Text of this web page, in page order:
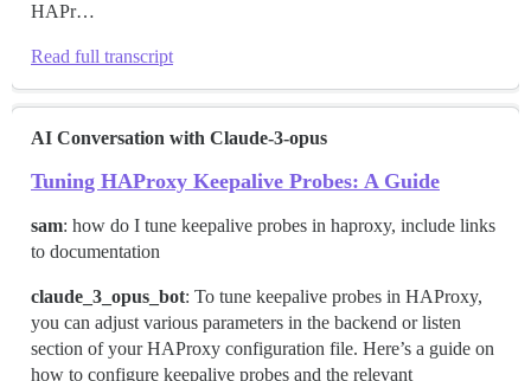
HAPr…
Read full transcript
AI Conversation with Claude-3-opus
Tuning HAProxy Keepalive Probes: A Guide
sam: how do I tune keepalive probes in haproxy, include links
to documentation
claude_3_opus_bot: To tune keepalive probes in HAProxy,
you can adjust various parameters in the backend or listen
section of your HAProxy configuration file. Here’s a guide on
how to configure keepalive probes and the relevant